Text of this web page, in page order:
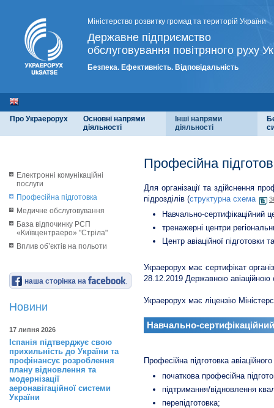
Міністерство розвитку громад та територій України
Державне підприємство
обслуговування повітряного руху
Безпека. Ефективність. Відповідальність
Про Украерорух
Основні напрями
діяльності
Інші напрями
діяльності
Електронні комунікаційні
послуги
Професійна підготовка
Медичне обслуговування
База відпочинку РСП
«Київцентраеро» "Стріла"
Вплив об’єктів на польоти
наша сторінка на
Новини
17 липня 2026
Іспанія підтверджує свою
прихильність до України та
профінансує розроблення
плану відновлення та
модернізації
аеронавігаційної системи
України
Професійна
Для організації та здійснення
підрозділів (структурна схема
Навчально-сертифікаційний
тренажерні центри
Центр авіаційної підготовки
Украерорух має сертифікат
28.12.2019 Державною
Украерорух має ліцензію
Навчально-
Професійна підготовка
початкова професійна
підтримання/відновлення
перепідготовка;